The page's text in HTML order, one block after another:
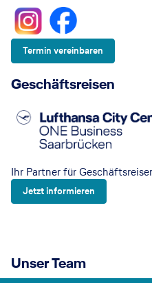
Termin vereinbaren
Geschäftsreisen
Ihr Partner für
Jetzt informieren
Unser Team
Bürole